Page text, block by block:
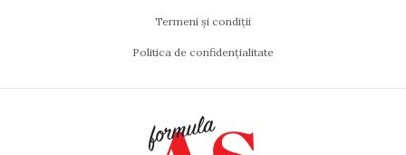
Termeni și condiții
Politica de confidențialitate